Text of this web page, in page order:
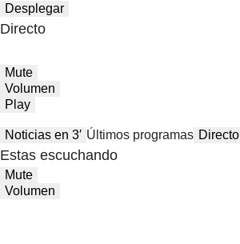
Desplegar
Directo
Mute
Volumen
Play
Noticias en 3′ Últimos programas Directo
Estas escuchando
Mute
Volumen